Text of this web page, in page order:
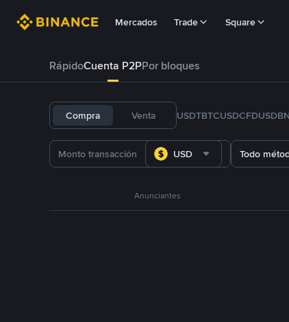
Mercados Trade Square
RápidoCuenta P2PPor bloques
Compra Venta USDTBTCUSDCFDUSD
USD Todo
Anunciantes